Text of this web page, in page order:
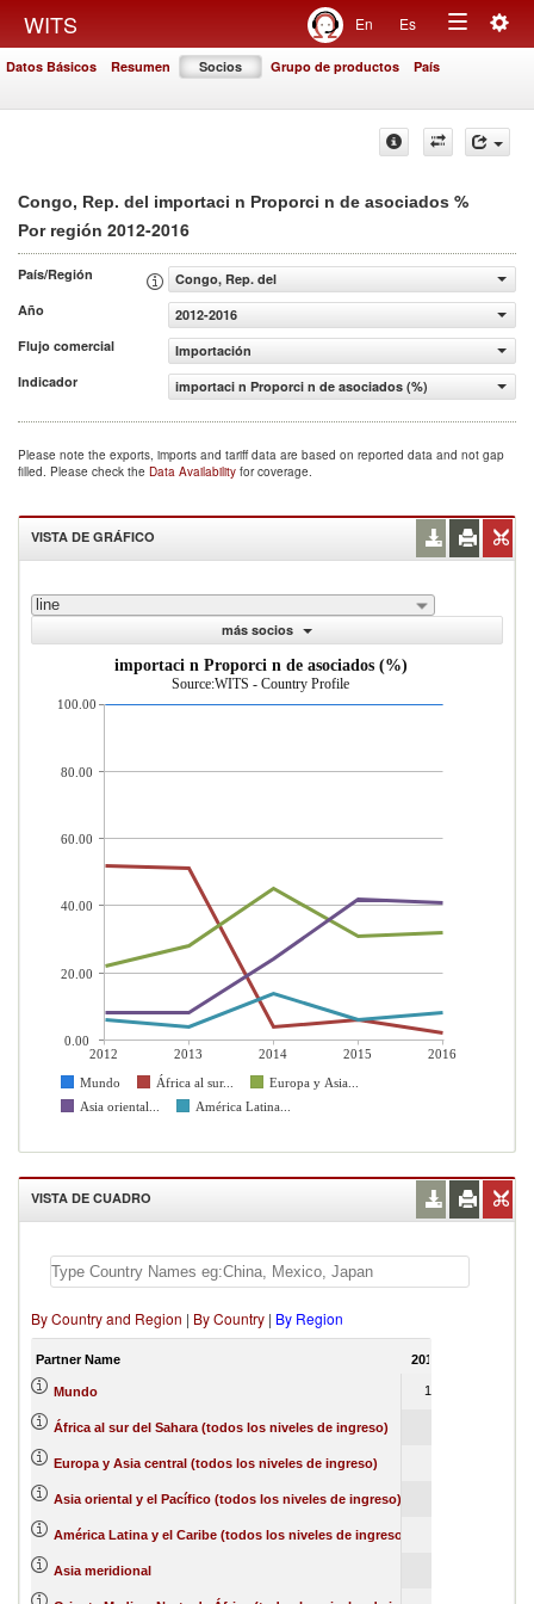
WITS En Es
Toggle
Datos Básicos Resumen Socios Grupo de productos País
Congo, Rep. del importaci n Proporci n de asociados %
Por región 2012-2016
País/Región
Congo, Rep. del
Año
2012-2016
Flujo comercial
Importación
Indicador
importaci n Proporci n de asociados (%)
Please note the exports, imports and tariff data are based on reported data and not gap
filled. Please check the Data Availability for coverage.
VISTA DE GRÁFICO
line
más socios
importaci n Proporci n de asociados (%)
Source:WITS - Country Profile
2012 2013 2014 2015
2016
Mundo
África al sur...
Europa y Asia...
Asia oriental...
América Latina...
100.00
80.00
60.00
40.00
20.00
0.00
VISTA DE CUADRO
By Country and Region | By Country | By Region
Partner Name 2012
Mundo 100
África al sur del Sahara (todos los niveles de ingreso)
Europa y Asia central (todos los niveles de ingreso)
Asia oriental y el Pacífico (todos los niveles de ingreso)
América Latina y el Caribe (todos los niveles de ingreso)
Asia meridional